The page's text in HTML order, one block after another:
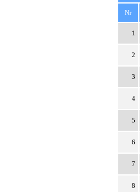
Nr
1
2
3
4
5
6
7
8